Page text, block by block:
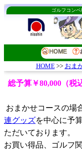
ゴルフコン
HOME>> おま
総予算￥80,000（
おまかせコースの場
連グッズを中心に予
ただいております。
お買い得品、ゴルフ